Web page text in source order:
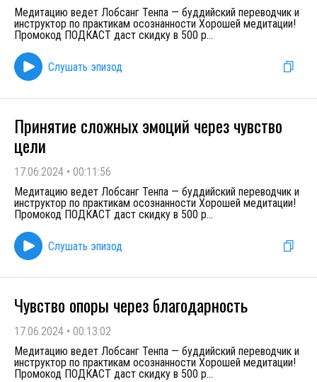
Медитацию ведет Лобсанг Тенпа — буддийский переводчик и
инструктор по практикам осознанности Хорошей медитации!
Промокод ПОДКАСТ даст скидку в 500 р...
Слушать эпизод
Принятие сложных эмоций через чувство
цели
17.06.2024 • 00:11:56
Медитацию ведет Лобсанг Тенпа — буддийский переводчик и
инструктор по практикам осознанности Хорошей медитации!
Промокод ПОДКАСТ даст скидку в 500 р...
Слушать эпизод
Чувство опоры через благодарность
17.06.2024 • 00:13:02
Медитацию ведет Лобсанг Тенпа — буддийский переводчик и
инструктор по практикам осознанности Хорошей медитации!
Промокод ПОДКАСТ даст скидку в 500 р...